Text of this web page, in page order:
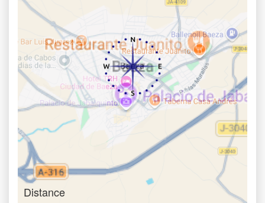
Distance